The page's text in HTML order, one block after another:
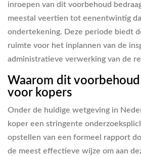
inroepen van dit voorbehoud
meestal veertien tot eenentwintig
ondertekening. Deze periode biedt
ruimte voor het inplannen van de
administratieve verwerking van de
Waarom dit
voor kopers
Onder de huidige wetgeving in
koper een stringente
opstellen van een formeel rapport
de meest effectieve wijze om aan